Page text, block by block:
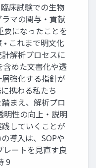
床試験での生物
マの関与・貢献
要になったことを
これまで明文化
解析プロセスに
含めた文書化や透
強化する指針が
携わる私たち
まえ、解析プロ
明性の向上・説明
していくことが
導入は、SOPや
ートを見直す良
9